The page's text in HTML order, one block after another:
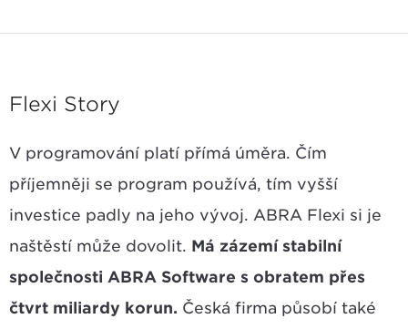
Flexi Story
V programování platí přímá úměra. Čím
příjemněji se program používá, tím vyšší
investice padly na jeho vývoj. ABRA Flexi si je
naštěstí může dovolit. Má zázemí stabilní
společnosti ABRA Software s obratem přes
čtvrt miliardy korun. Česká firma působí také